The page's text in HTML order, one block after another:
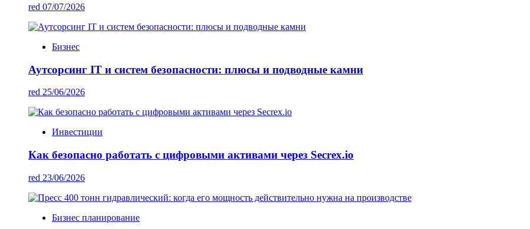
red 07/07/2026
Бизнес
Аутсорсинг IT и систем безопасности: плюсы и подводные камни
red 25/06/2026
Инвестиции
Как безопасно работать с цифровыми активами через Secrex.io
red 23/06/2026
Бизнес планирование